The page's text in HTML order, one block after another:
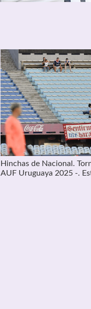
Hinchas de Nacional.
AUF Uruguaya 2025 -.